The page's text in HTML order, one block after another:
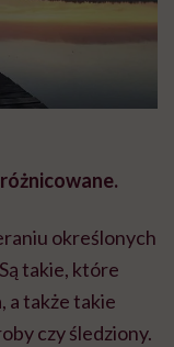
określonych
takie, które
a także takie
czy śledziony.